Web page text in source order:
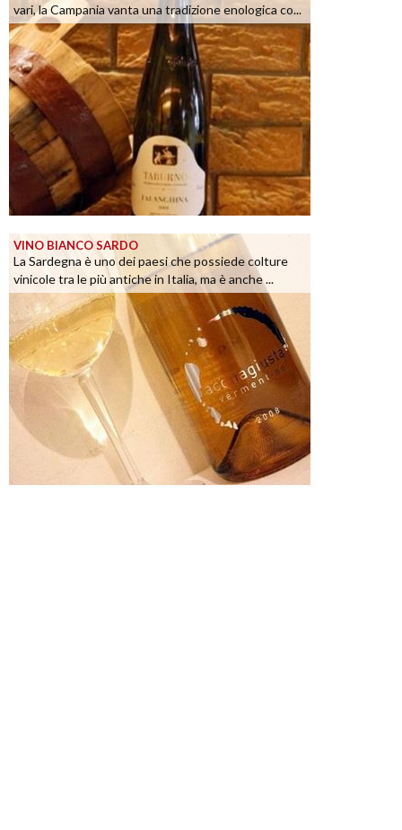
vari, la Campania vanta una tradizione enologica co...
VINO BIANCO SARDO
La Sardegna è uno dei paesi che possiede colture
vinicole tra le più antiche in Italia, ma è anche ...